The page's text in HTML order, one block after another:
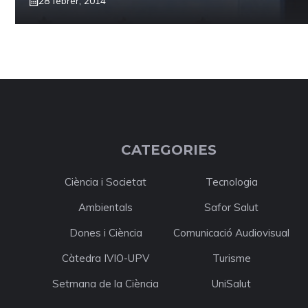
CATEGORIES
Ciència i Societat
Tecnologia
Ambientals
Safor Salut
Dones i Ciència
Comunicació Audiovisual
Càtedra IVIO-UPV
Turisme
Setmana de la Ciència
UniSalut